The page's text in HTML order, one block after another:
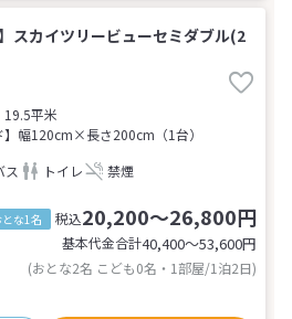
】スカイツリービューセミダブル(2
19.5平米
】幅120cm×長さ200cm（1台）
ス トイレ 禁煙
とな1名 税込20,200～26,800円
基本代金合計40,400〜53,600円
(おとな2名 こども0名・1部屋/1泊2日)